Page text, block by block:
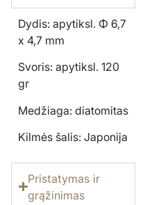
Dydis: apytiksl. Φ 6,7
x 4,7 mm
Svoris: apytiksl. 120
gr
Medžiaga: diatomitas
Kilmės šalis: Japonija
Pristatymas ir
grąžinimas